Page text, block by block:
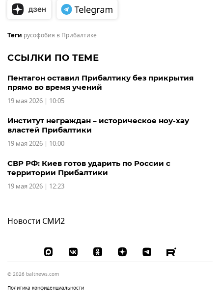
Теги русофобия в Прибалтике
ССЫЛКИ ПО ТЕМЕ
Пентагон оставил Прибалтику без прикрытия
прямо во время учений
19 мая 2026 | 10:05
Институт неграждан – историческое ноу-хау
властей Прибалтики
19 мая 2026 | 10:00
СВР РФ: Киев готов ударить по России с
территории Прибалтики
19 мая 2026 | 12:23
Новости СМИ2
© 2026 baltnews.com
Политика конфиденциальности